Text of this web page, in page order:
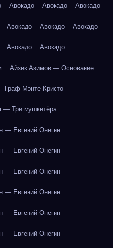
Авокадо Авокадо Авокадо
Авокадо Авокадо Авокадо
Авокадо Авокадо
Айзек Азимов — Основание
Монте-Кристо
— Три мушкетёра
— Евгений Онегин
— Евгений Онегин
— Евгений Онегин
— Евгений Онегин
— Евгений Онегин
— Евгений Онегин